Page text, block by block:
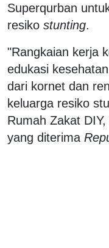
Superqurban
resiko stunting.
"Rangkaian kerja
edukasi
dari kornet dan
keluarga resiko
Rumah Zakat
yang diterima